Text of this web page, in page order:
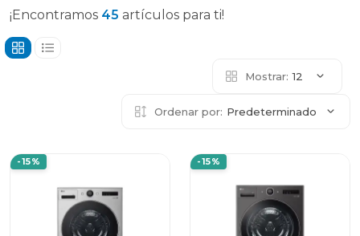
¡Encontramos 45 artículos para ti!
Mostrar: 12
Ordenar por: Predeterminado
-15% -15%